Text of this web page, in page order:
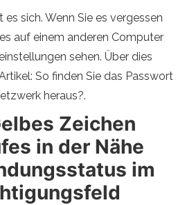
sich. Wenn Sie es vergessen
auf einem anderen Computer
sehen. Über dies
So finden Sie das Passwort
heraus?.
Zeichen
in der Nähe
im